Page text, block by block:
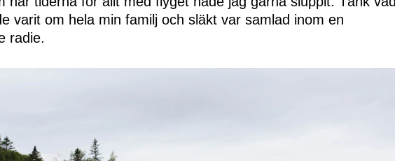
varit om hela min familj och släkt var samlad inom en
radie.